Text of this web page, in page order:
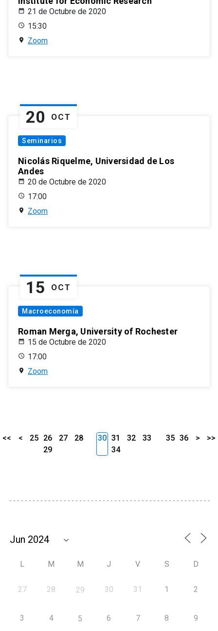
21 de Octubre de 2020
15:30
Zoom
20 OCT
Seminarios
Nicolás Riquelme, Universidad de Los
Andes
20 de Octubre de 2020
17:00
Zoom
15 OCT
Macroeconomía
Roman Merga, University of Rochester
15 de Octubre de 2020
17:00
Zoom
<< < 25 26 27
28
29
30 31 32
33
34
35 36 > >>
L M M J V S D
27 28 29 30 31 1 2
3 4 5 6 7 8 9